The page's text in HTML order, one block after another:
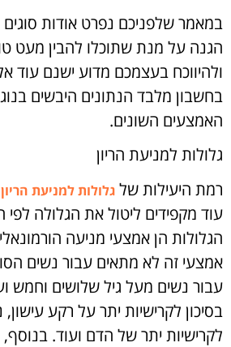
במאמר שלפניכם נפרט אודות
הגנה על מנת שתוכלו להבין מעט
ולהיווכח בעצמכם מדוע ישנם עוד
בחשבון מלבד הנתונים היבשים
האמצעים השונים.
גלולות למניעת הריון
רמת היעילות של גלולות למניעת הריון
עוד מקפידים ליטול את הגלולה לפי
הגלולות הן אמצעי מניעה הורמונאלי
אמצעי זה לא מתאים עבור נשים
עבור נשים מעל גיל שלושים וחמש
בסיכון לקרישיות יתר על רקע עישון,
לקרישיות יתר של הדם ועוד. בנוסף,